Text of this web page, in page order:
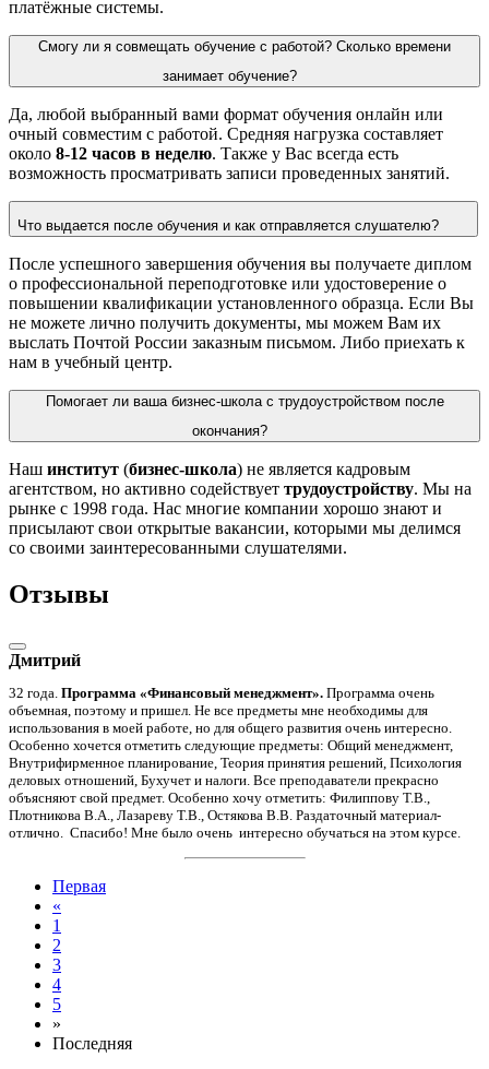
платёжные системы.
Смогу ли я совмещать обучение с работой? Сколько времени
занимает обучение?
Да, любой выбранный вами формат обучения онлайн или
очный совместим с работой. Средняя нагрузка составляет
около 8-12 часов в неделю. Также у Вас всегда есть
возможность просматривать записи проведенных занятий.
Что выдается после обучения и как отправляется слушателю?
После успешного завершения обучения вы получаете диплом
о профессиональной переподготовке или удостоверение о
повышении квалификации установленного образца. Если Вы
не можете лично получить документы, мы можем Вам их
выслать Почтой России заказным письмом. Либо приехать к
нам в учебный центр.
Помогает ли ваша бизнес-школа с трудоустройством после
окончания?
Наш институт (бизнес-школа) не является кадровым
агентством, но активно содействует трудоустройству. Мы на
рынке с 1998 года. Нас многие компании хорошо знают и
присылают свои открытые вакансии, которыми мы делимся
со своими заинтересованными слушателями.
Отзывы
Дмитрий
32 года. Программа «Финансовый менеджмент». Программа очень
объемная, поэтому и пришел. Не все предметы мне необходимы для
использования в моей работе, но для общего развития очень интересно.
Особенно хочется отметить следующие предметы: Общий менеджмент,
Внутрифирменное планирование, Теория принятия решений, Психология
деловых отношений, Бухучет и налоги. Все преподаватели прекрасно
объясняют свой предмет. Особенно хочу отметить: Филиппову Т.В.,
Плотникова В.А., Лазареву Т.В., Остякова В.В. Раздаточный материал-
отлично. Спасибо! Мне было очень интересно обучаться на этом курсе.
Первая
«
1
2
3
4
5
»
Последняя